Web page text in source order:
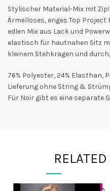
Stylischer Material-Mix mit Zip!
Ärmelloses, enges Top
edlen Mix aus Lack und
elastisch für hautnahen Sitz
kleinem Stehkragen und
76% Polyester, 24% Elasthan,
Lieferung ohne String &
Für Noir gibt es eine separate